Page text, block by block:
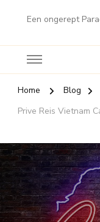
Een ongerept
Home Blog
Prive Reis Vietnam